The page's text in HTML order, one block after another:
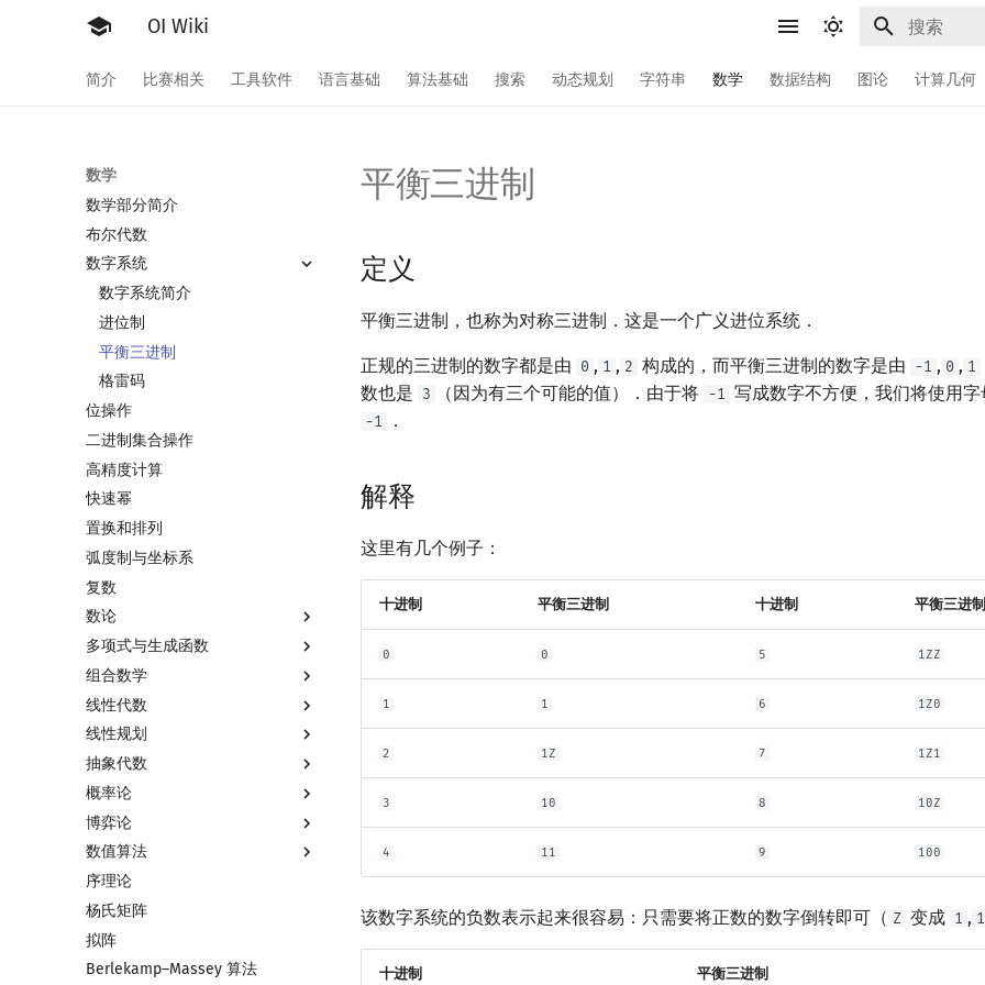
OI Wiki
简介 比赛相关 工具软件 语言基础 算法基础 搜索 动态规划 字符串 数学 数据结构 图论 计算几何
数学
数学部分简介
布尔代数
数字系统
数字系统简介
进位制
平衡三进制
格雷码
位操作
二进制集合操作
高精度计算
快速幂
置换和排列
弧度制与坐标系
复数
数论
数论基础
模算术简介
素数
最大公约数
欧拉函数
筛法
分解质因数
裴蜀定理 & 一次不定方程
费马小定理 & 欧拉定理
模逆元
线性同余方程
中国剩余定理
多项式与生成函数
多项式与生成函数简介
代数基本定理
快速傅里叶变换
快速数论变换
快速沃尔什变换
Chirp Z 变换
多项式牛顿迭代
多项式多点求值|快速插值
多项式初等函数
常系数齐次线性递推
多项式平移|连续点值平移
组合数学
排列组合
抽屉原理
容斥原理
斐波那契数列
错位排列
卡特兰数
斯特林数
贝尔数
伯努利数
Entringer Number
线性代数
线性代数简介
向量
内积和外积
矩阵
初等变换
行列式
线性空间
线性基
线性映射
线性规划
线性规划基础
单纯形法
抽象代数
基本概念
群论
环论
域论
Schreier–Sims 算法
概率论
基本概念
条件概率与独立性
随机变量
随机变量的数字特征
概率不等式
博弈论
博弈论简介
公平组合游戏
零和游戏
非公平组合游戏
数值算法
插值
数值积分
高斯消元
牛顿迭代法
序理论
杨氏矩阵
拟阵
Berlekamp–Massey 算法
平衡三进制
定义
平衡三进制，也称为对称三进制．这是一个广义进位系统．
正规的三进制的数字都是由 0 , 1 , 2 构成的，而平衡三进制的数字是由 -1 , 0 , 1
数也是 3 （因为有三个可能的值）．由于将 -1 写成数字不方便，我们将使用字
-1 ．
解释
这里有几个例子：
十进制 平衡三进制 十进制 平衡三进制
0 0 5 1ZZ
1 1 6 1Z0
2 1Z 7 1Z1
3 10 8 10Z
4 11 9 100
该数字系统的负数表示起来很容易：只需要将正数的数字倒转即可（ Z 变成 1 , 1
十进制 平衡三进制